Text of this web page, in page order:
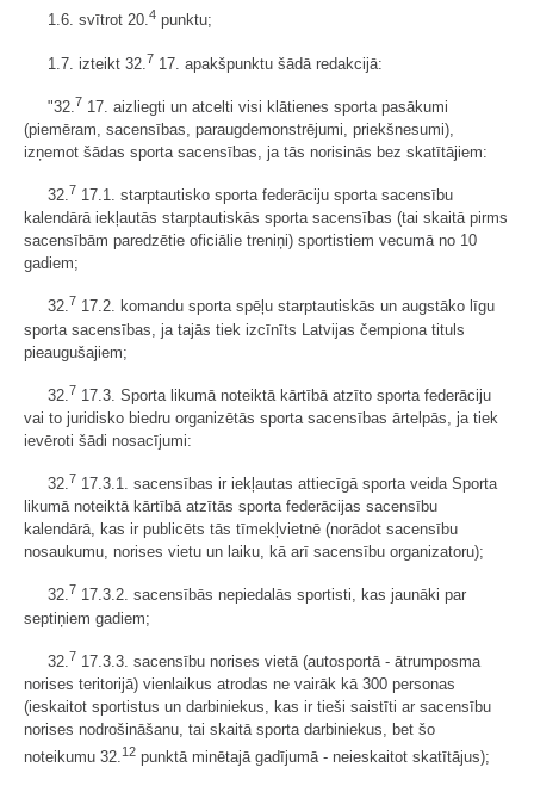
1.6. svītrot 20.4 punktu;
1.7. izteikt 32. 7 17. apakšpunktu šādā redakcijā:
"32.7 17. aizliegti un atcelti visi klātienes sporta pasākumi
(piemēram, sacensības, paraugdemonstrējumi, priekšnesumi),
izņemot šādas sporta sacensības, ja tās norisinās bez skatītājiem:
32.7 17.1. starptautisko sporta federāciju sporta sacensību
kalendārā iekļautās starptautiskās sporta sacensības (tai skaitā pirms
sacensībām paredzētie oficiālie treniņi) sportistiem vecumā no 10
gadiem;
32.7 17.2. komandu sporta spēļu starptautiskās un augstāko līgu
sporta sacensības, ja tajās tiek izcīnīts Latvijas čempiona tituls
pieaugušajiem;
32.7 17.3. Sporta likumā noteiktā kārtībā atzīto sporta federāciju
vai to juridisko biedru organizētās sporta sacensības ārtelpās, ja tiek
ievēroti šādi nosacījumi:
32.7 17.3.1. sacensības ir iekļautas attiecīgā sporta veida Sporta
likumā noteiktā kārtībā atzītās sporta federācijas sacensību
kalendārā, kas ir publicēts tās tīmekļvietnē (norādot sacensību
nosaukumu, norises vietu un laiku, kā arī sacensību organizatoru);
32.7 17.3.2. sacensībās nepiedalās sportisti, kas jaunāki par
septiņiem gadiem;
32.7 17.3.3. sacensību norises vietā (autosportā - ātrumposma
norises teritorijā) vienlaikus atrodas ne vairāk kā 300 personas
(ieskaitot sportistus un darbiniekus, kas ir tieši saistīti ar sacensību
norises nodrošināšanu, tai skaitā sporta darbiniekus, bet šo
noteikumu 32.12 punktā minētajā gadījumā - neieskaitot skatītājus);